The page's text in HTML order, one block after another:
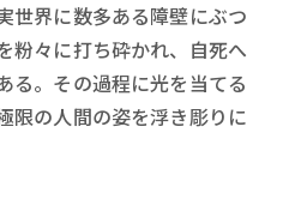
世界に数多ある障壁にぶつ
粉々に打ち砕かれ、自死へ
る。その過程に光を当てる
限の人間の姿を浮き彫りに